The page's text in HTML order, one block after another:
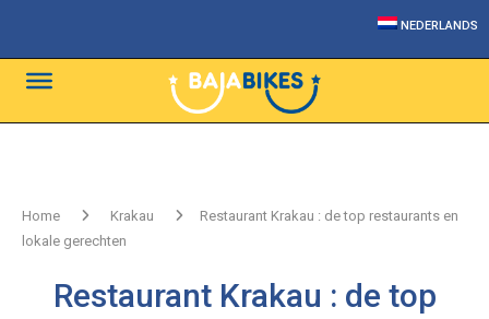
NEDERLANDS
Home Krakau
Restaurant Krakau : de top restaurants en
lokale gerechten
Restaurant Krakau : de top